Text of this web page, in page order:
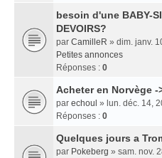
besoin d'une BABY-
DEVOIRS?
par CamilleR » dim. janv.
Petites annonces
Réponses : 0
Acheter en Norvège
par echoul » lun. déc. 14,
Réponses : 0
Quelques jours a
par Pokeberg » sam. nov.